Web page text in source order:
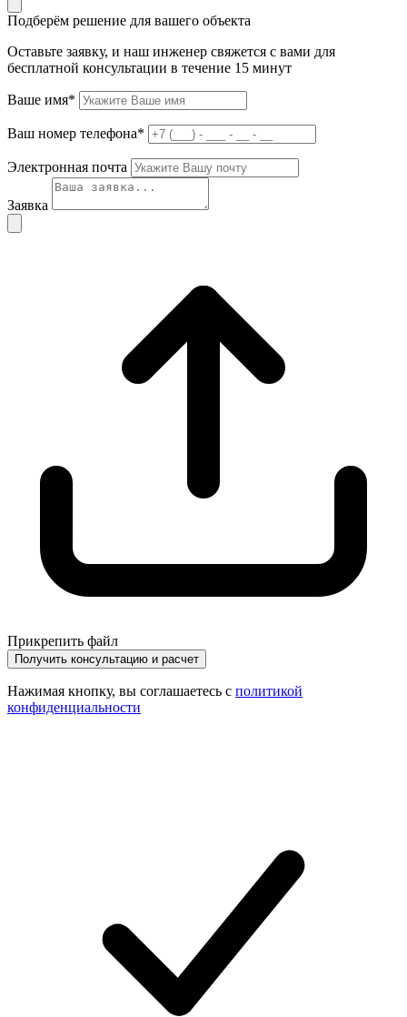
Подберём решение для вашего объекта
Оставьте заявку, и наш инженер свяжется с вами для
бесплатной консультации в течение 15 минут
Ваше имя*
Ваш номер телефона*
Электронная почта
Заявка
Прикрепить файл
Получить консультацию и расчет
Нажимая кнопку, вы соглашаетесь с политикой
конфиденциальности